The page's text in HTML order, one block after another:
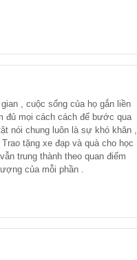
, cuộc sống của họ gắn liền
đủ mọi cách cách để bước qua
nói chung luôn là sự khó khăn ,
tặng xe đạp và quà cho học
trung thành theo quan điểm
của mỗi phần .